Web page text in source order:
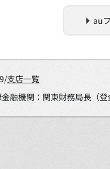
au
支店一覧
融機関：関東財務局長（